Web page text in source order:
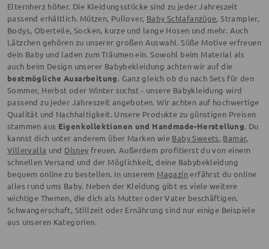
Elternherz höher. Die Kleidungsstücke sind zu jeder Jahreszeit
passend erhältlich. Mützen, Pullover, Baby Schlafanzüge, Strampler,
Bodys, Oberteile, Socken, kurze und lange Hosen und mehr. Auch
Lätzchen gehören zu unserer großen Auswahl. Süße Motive erfreuen
dein Baby und laden zum Träumen ein. Sowohl beim Material als
auch beim Design unserer Babybekleidung achten wir auf die
bestmögliche Ausarbeitung. Ganz gleich ob du nach Sets für den
Sommer, Herbst oder Winter suchst - unsere Babykleidung wird
passend zu jeder Jahreszeit angeboten. Wir achten auf hochwertige
Qualität und Nachhaltigkeit. Unsere Produkte zu günstigen Preisen
stammen aus Eigenkollektionen und Handmade-Herstellung. Du
kannst dich unter anderem über Marken wie Baby Sweets, Bamar,
Villervalla und Disney freuen. Außerdem profitierst du von einem
schnellen Versand und der Möglichkeit, deine Babybekleidung
bequem online zu bestellen. In unserem Magazinerfährst du online
alles rund ums Baby. Neben der Kleidung gibt es viele weitere
wichtige Themen, die dich als Mutter oder Vater beschäftigen.
Schwangerschaft, Stillzeit oder Ernährung sind nur einige Beispiele
aus unseren Kategorien.